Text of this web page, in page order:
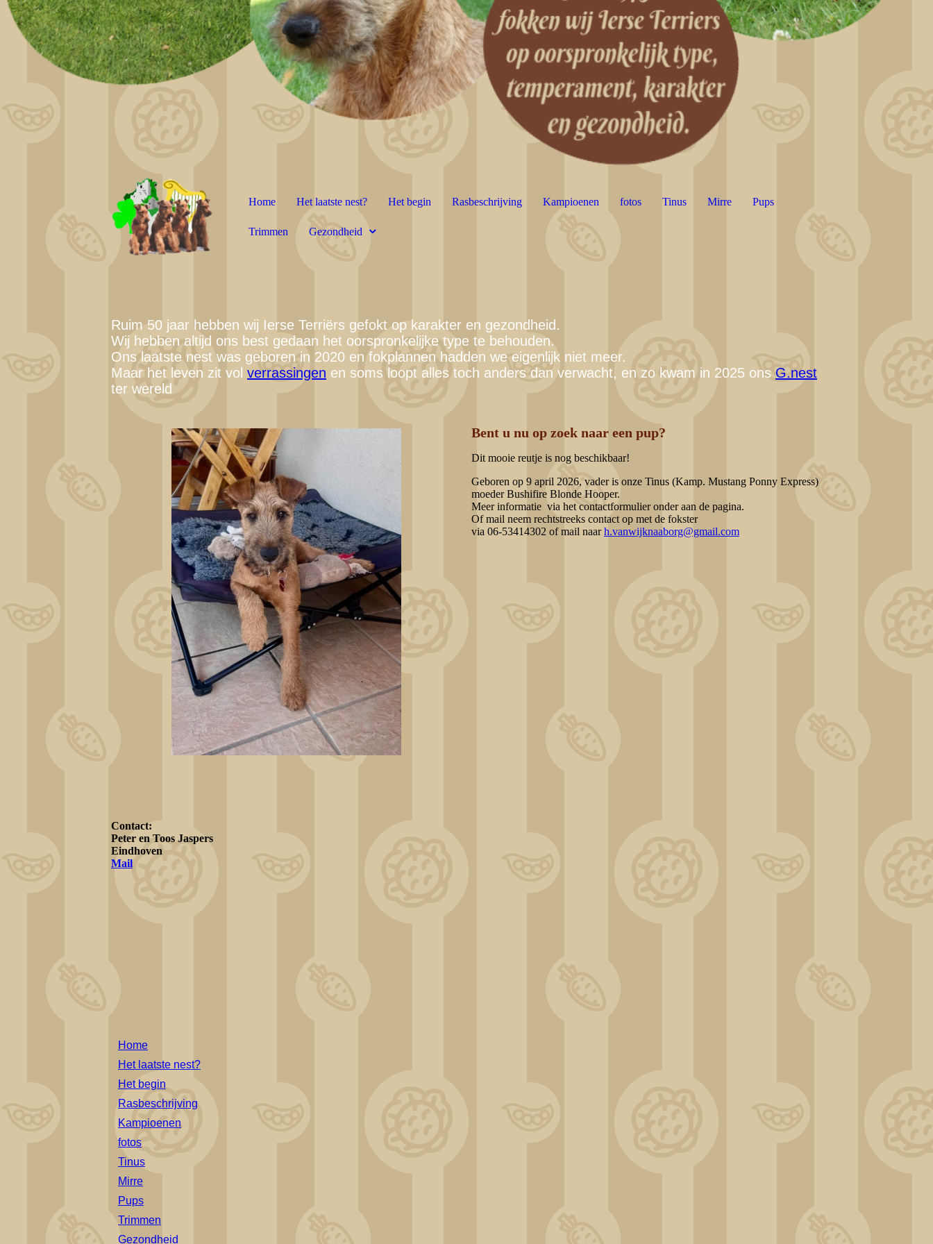
Home Het laatste nest? Het begin Rasbeschrijving Kampioenen fotos Tinus Mirre Pups
Trimmen Gezondheid
Ruim 50 jaar hebben wij Ierse Terriërs gefokt op karakter en gezondheid.
Wij hebben altijd ons best gedaan het oorspronkelijke type te behouden.
Ons laatste nest was geboren in 2020 en fokplannen hadden we eigenlijk niet meer.
Maar het leven zit vol verrassingen en soms loopt alles toch anders dan verwacht, en zo kwam in 2025 ons G.nest
ter wereld
Bent u nu op zoek naar een pup?
Dit mooie reutje is nog beschikbaar!
Geboren op 9 april 2026, vader is onze Tinus (Kamp. Mustang Ponny Express)
moeder Bushifire Blonde Hooper.
Meer informatie via het contactformulier onder aan de pagina.
Of mail neem rechtstreeks contact op met de fokster
via 06-53414302 of mail naarh.vanwijknaaborg@gmail.com
Contact:
Peter en Toos Jaspers
Eindhoven
Mail
Home
Het laatste nest?
Het begin
Rasbeschrijving
Kampioenen
fotos
Tinus
Mirre
Pups
Trimmen
Gezondheid